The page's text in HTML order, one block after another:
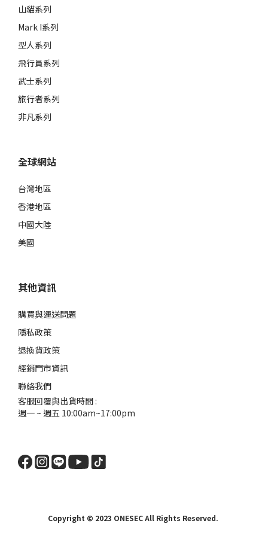
山貓系列
Mark I系列
型人系列
飛行員系列
武士系列
旅行者系列
非凡系列
全球網站
台灣地區
香港地區
中國大陸
美國
其他資訊
購買與運送問題
隱私政策
退換貨政策
經銷門市資訊
聯絡我們
客服回覆與出貨時間 :
週一 ~ 週五 10:00am~17:00pm
Copyright © 2023 ONESEC All Rights Reserved.